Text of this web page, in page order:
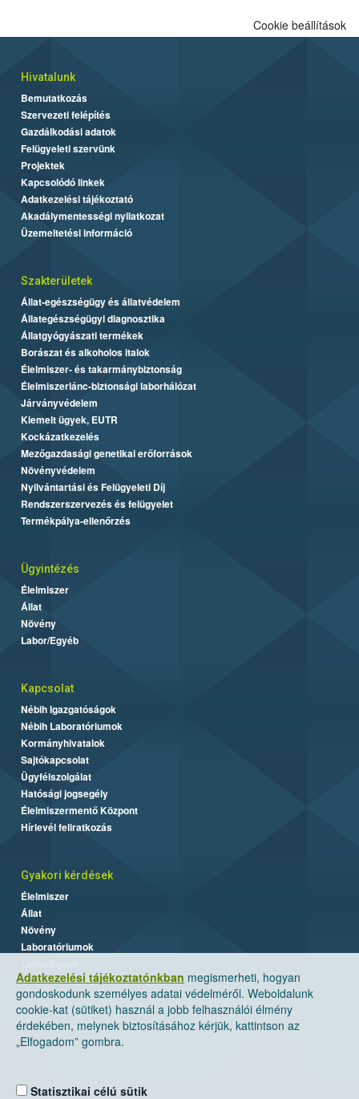
Adatkezelési tájékoztatónkban megismerheti, hogyan
gondoskodunk személyes adatai védelméről. Weboldalunk
cookie-kat (sütiket) használ a jobb felhasználói élmény
érdekében, melynek biztosításához kérjük, kattintson az
„Elfogadom” gombra.
Statisztikai célú sütik
Cookie beállítások
Hivatalunk
Bemutatkozás
Szervezeti felépítés
Gazdálkodási adatok
Felügyeleti szervünk
Projektek
Kapcsolódó linkek
Adatkezelési tájékoztató
Akadálymentességi nyilatkozat
Üzemeltetési információ
Szakterületek
Állat-egészségügy és állatvédelem
Állategészségügyi diagnosztika
Állatgyógyászati termékek
Borászat és alkoholos italok
Élelmiszer- és takarmánybiztonság
Élelmiszerlánc-biztonsági laborhálózat
Járványvédelem
Kiemelt ügyek, EUTR
Kockázatkezelés
Mezőgazdasági genetikai erőforrások
Növényvédelem
Nyilvántartási és Felügyeleti Díj
Rendszerszervezés és felügyelet
Termékpálya-ellenőrzés
Ügyintézés
Élelmiszer
Állat
Növény
Labor/Egyéb
Kapcsolat
Nébih Igazgatóságok
Nébih Laboratóriumok
Kormányhivatalok
Sajtókapcsolat
Ügyfélszolgálat
Hatósági jogsegély
Élelmiszermentő Központ
Hírlevél feliratkozás
Gyakori kérdések
Élelmiszer
Állat
Növény
Laboratóriumok